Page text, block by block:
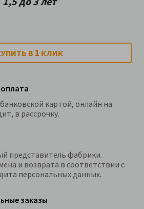
В 1 КЛИК
картой, онлайн на
в рассрочку.
представитель фабрики.
и возврата в соответствии с
персональных данных.
заказы